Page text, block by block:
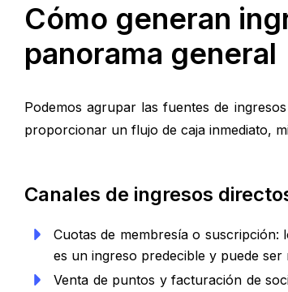
Cómo generan
panorama general
Podemos agrupar las fuentes de
proporcionar un flujo de caja inmediato,
Canales de ingresos
Cuotas de membresía o
es un ingreso predecible y puede
Venta de puntos y facturación de